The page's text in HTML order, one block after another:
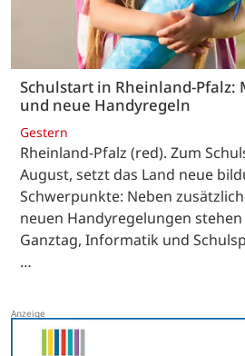
Schulstart in Rheinland-Pfalz:
und neue Handyregeln
Gestern
Rheinland-Pfalz (red). Zum
August, setzt das Land neue
Schwerpunkte: Neben
neuen Handyregelungen
Ganztag, Informatik und
…